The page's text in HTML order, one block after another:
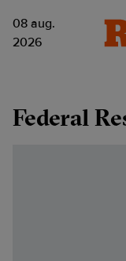
08 aug.
2026
Federal